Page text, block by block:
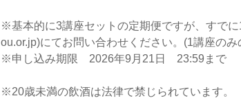
※基本的に3講座セットの定期便ですが、すで
ou.or.jp)にてお問い合わせください。(1講座の
※申し込み期限 2026年9月21日 23:59まで
※20歳未満の飲酒は法律で禁じられています。